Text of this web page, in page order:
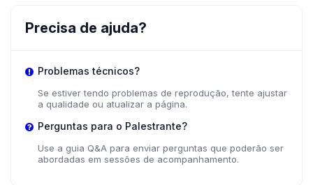
Precisa de ajuda?
Problemas técnicos?
Se estiver tendo problemas de reprodução, tente ajustar
a qualidade ou atualizar a página.
Perguntas para o Palestrante?
Use a guia Q&A para enviar perguntas que poderão ser
abordadas em sessões de acompanhamento.